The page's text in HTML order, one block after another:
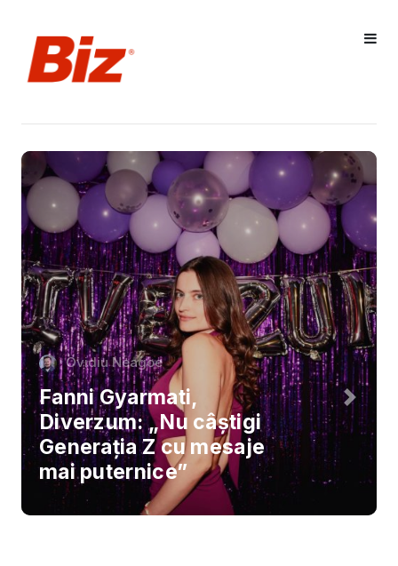
Ovidiu Neagoe
Fanni Gyarmati,
Diverzum: „Nu câștigi
Generația Z cu mesaje
mai puternice”